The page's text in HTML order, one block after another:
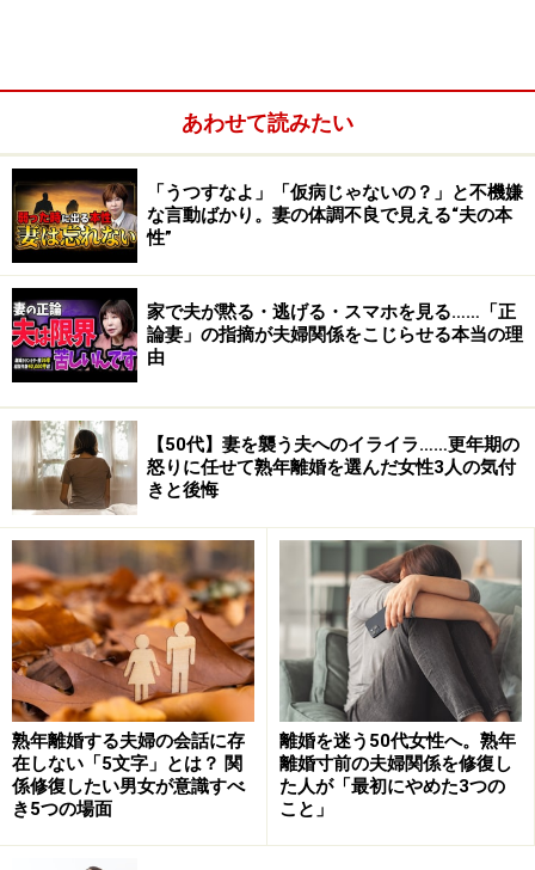
時間の余裕も心の余裕もないと？
子どもが「今日学校でね……」とか、「算数の宿題わかん
ないんだけど―」と話を持ちかけても、「今ちょっと忙
しいから、後でね」と言ったきり、バタバタした挙句、
結局遅い時間になり「あら、もうこんな時間。早く寝な
さい」。
るしかない―。「ママ・パパは僕のことなんかより、仕
事や他のことが大事なんだ。僕なんていないほうがいい
のかも知れないな……」これが、しばらく続いてしまう
と、子どもは傷つき、少しずつ心が壊れていってしまう
こともあるのです。
→子どもは大人の事情、親の気持ちのすべてはわからな
い
※記事内容は執筆時点のものです。最新の内容をご確認くださ
い。
あわせて読みたい
「うつすなよ」「仮病じゃないの？」と不機嫌
な言動ばかり。妻の体調不良で見える“夫の本
性”
家で夫が黙る・逃げる・スマホを見る……「正
論妻」の指摘が夫婦関係をこじらせる本当の理
由
【50代】妻を襲う夫へのイライラ……更年期の
怒りに任せて熟年離婚を選んだ女性3人の気付
きと後悔
熟年離婚する夫婦の会話に存
在しない「5文字」とは？ 関
係修復したい男女が意識すべ
き5つの場面
離婚を迷う50代女性へ。熟年
離婚寸前の夫婦関係を修復し
た人が「最初にやめた3つの
こと」